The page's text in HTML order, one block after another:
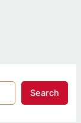
Search